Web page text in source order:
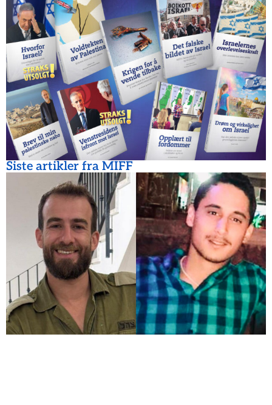
Siste artikler fra MIFF